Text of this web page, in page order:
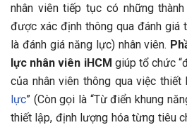
nhân viên tiếp tục có những
được xác định thông qua đánh giá
là đánh giá năng lực) nhân viên.
lực nhân viên iHCM giúp tổ chức
của nhân viên thông qua việc
lực” (Còn gọi là “Từ điển khung
thiết lập, định lượng hóa từng tiêu